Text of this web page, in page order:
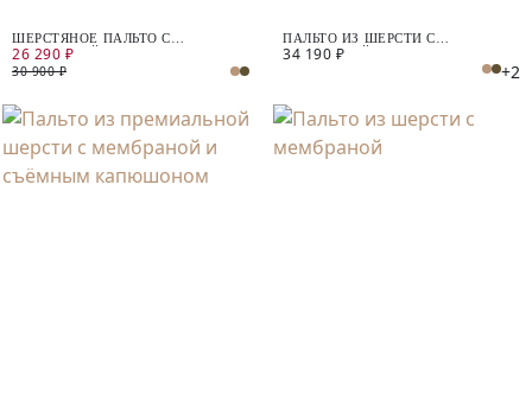
ШЕРСТЯНОЕ ПАЛЬТО С
МЕМБРАНОЙ
26 290 ₽
30 900 ₽
ПАЛЬТО ИЗ ШЕРСТИ С
МЕМБРАНОЙ
34 190 ₽
+2